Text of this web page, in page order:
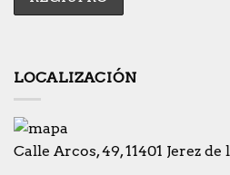
LOCALIZACIÓN
Calle Arcos, 49, 11401 Jerez